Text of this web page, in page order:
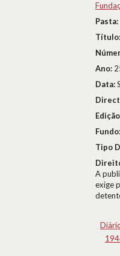
Pasta:
Título:
Ano:
Data:
Fundo:
Tipo
A
exige